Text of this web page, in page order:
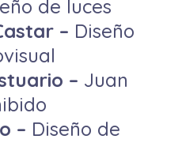
de luces
– Diseño
– Juan
– Diseño de